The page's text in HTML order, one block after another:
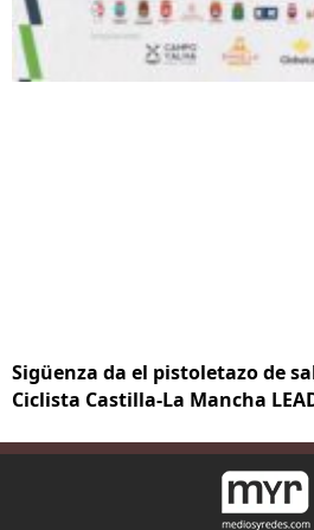
Sigüenza da el pistoletazo de
Ciclista Castilla-La Mancha